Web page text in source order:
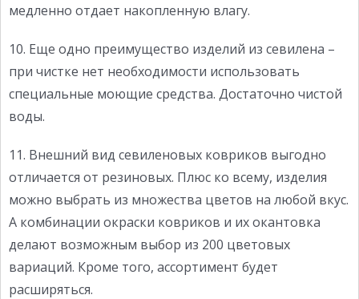
медленно отдает накопленную влагу.
10. Еще одно преимущество изделий из севилена –
при чистке нет необходимости использовать
специальные моющие средства. Достаточно чистой
воды.
11. Внешний вид севиленовых ковриков выгодно
отличается от резиновых. Плюс ко всему, изделия
можно выбрать из множества цветов на любой вкус.
А комбинации окраски ковриков и их окантовка
делают возможным выбор из 200 цветовых
вариаций. Кроме того, ассортимент будет
расширяться.